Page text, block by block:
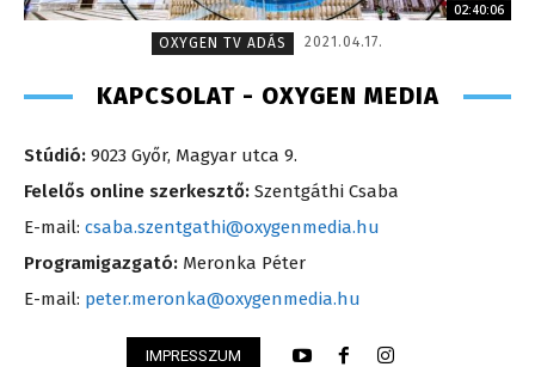
02:40:06
OXYGEN TV ADÁS
2021.04.17.
KAPCSOLAT - OXYGEN MEDIA
Stúdió: 9023 Győr, Magyar utca 9.
Felelős online szerkesztő: Szentgáthi Csaba
E-mail: csaba.szentgathi@oxygenmedia.hu
Programigazgató: Meronka Péter
E-mail: peter.meronka@oxygenmedia.hu
IMPRESSZUM